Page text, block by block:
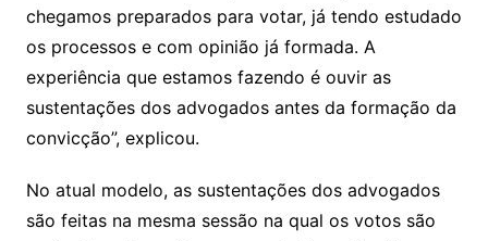
chegamos preparados para votar, já tendo estudado
os processos e com opinião já formada. A
experiência que estamos fazendo é ouvir as
sustentações dos advogados antes da formação da
convicção”, explicou.
No atual modelo, as sustentações dos advogados
são feitas na mesma sessão na qual os votos são